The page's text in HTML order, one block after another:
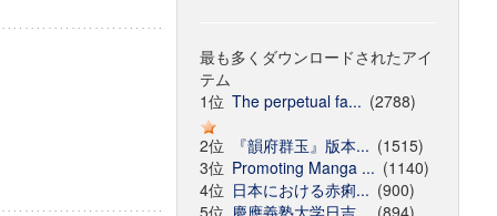
最も多くダウンロードされたアイ
テム
1位 The perpetual fa... (2788)
2位
『韻府群玉』版本... (1515)
3位 Promoting Manga ... (1140)
4位 日本における赤痢... (900)
5位 慶應義塾大学日吉... (894)